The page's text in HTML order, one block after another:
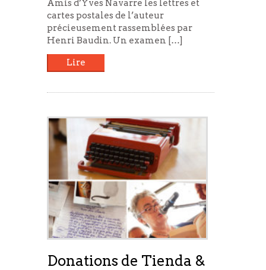
Amis d’Yves Navarre les lettres et
cartes postales de l’auteur
précieusement rassemblées par
Henri Baudin. Un examen […]
Lire
Donations de Tienda &